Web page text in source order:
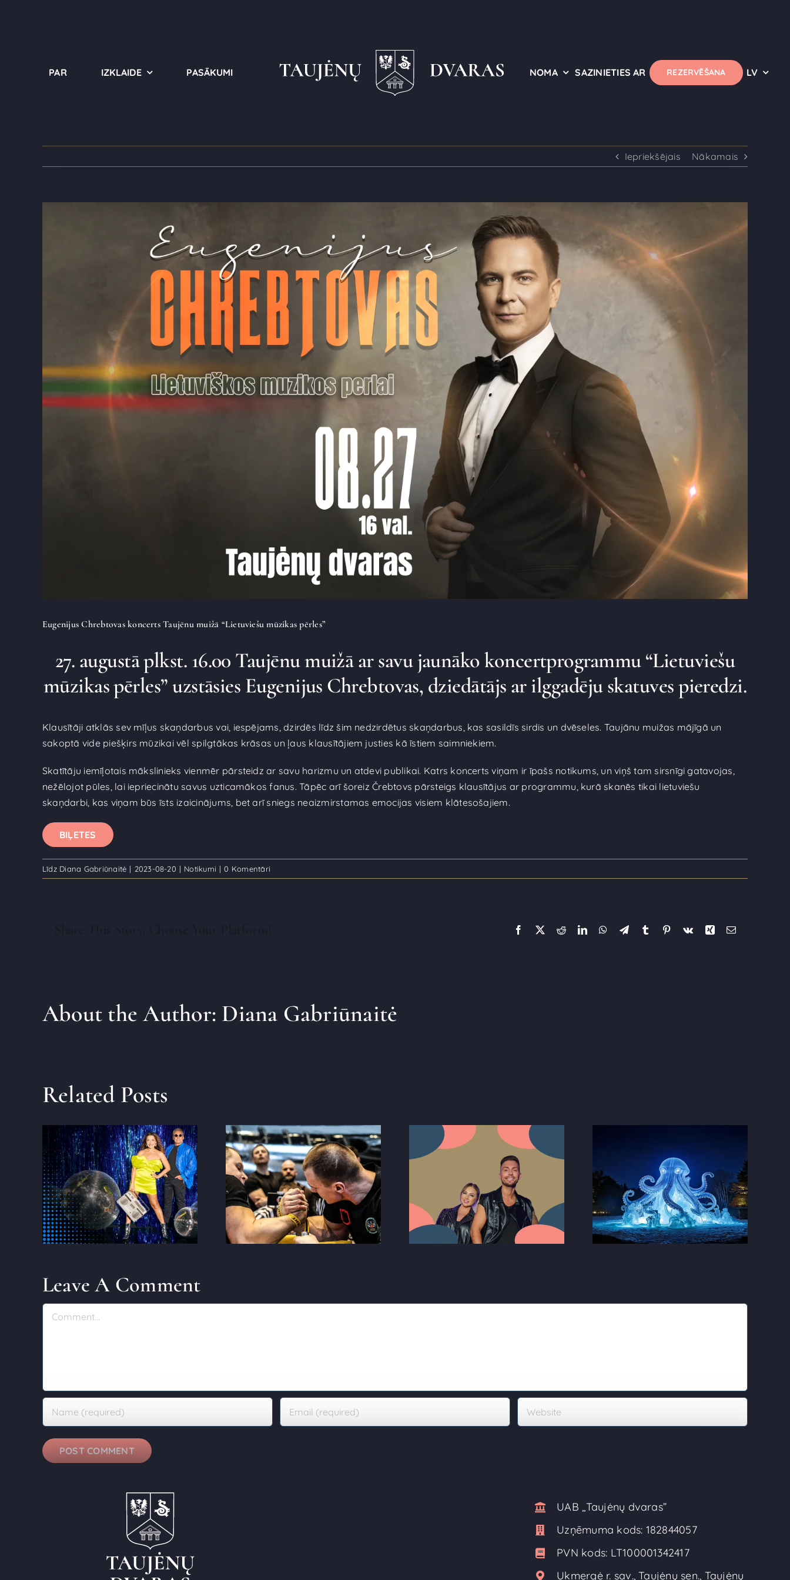
PAR IZKLAIDE PASĀKUMI NOMA SAZINIETIES AR REZERVĒŠANA LV
Iepriekšējais Nākamais
Eugenijus Chrebtovas koncerts Taujēnu muižā “Lietuviešu mūzikas pērles”
27. augustā plkst. 16.00 Taujēnu muižā ar savu jaunāko koncertprogrammu “Lietuviešu
mūzikas pērles” uzstāsies Eugenijus Chrebtovas, dziedātājs ar ilggadēju skatuves pieredzi.
Klausītāji atklās sev mīļus skaņdarbus vai, iespējams, dzirdēs līdz šim nedzirdētus skaņdarbus, kas sasildīs sirdis un dvēseles. Taujānu muižas mājīgā un
sakoptā vide piešķirs mūzikai vēl spilgtākas krāsas un ļaus klausītājiem justies kā īstiem saimniekiem.
Skatītāju iemīļotais mākslinieks vienmēr pārsteidz ar savu harizmu un atdevi publikai. Katrs koncerts viņam ir īpašs notikums, un viņš tam sirsnīgi gatavojas,
nežēlojot pūles, lai iepriecinātu savus uzticamākos fanus. Tāpēc arī šoreiz Črebtovs pārsteigs klausītājus ar programmu, kurā skanēs tikai lietuviešu
skaņdarbi, kas viņam būs īsts izaicinājums, bet arī sniegs neaizmirstamas emocijas visiem klātesošajiem.
BIĻETES
Līdz Diana Gabriūnaitė | 2023-08-20 | Notikumi | 0 Komentāri
Facebook
X RedditLinkedInWhatsApp
TelegramTumblr Pinterest
Vk Xing E-
About the Author: Diana Gabriūnaitė
Related Posts
2025. gada Lietuvas
nacionālais čempionāts
roku locīšanā Taujēnu
muižā
Sandra un Viktors
Ledus skulptūru
festivāls ATLANTIDA
(PIEREDZE)
Brīvdabas mūzikas
vakars
Leave A Comment
Comment
UAB ,,Taujėnų dvaras”
Uzņēmuma kods: 182844057
PVN kods: LT100001342417
Ukmergė r. sav., Taujėnų sen., Taujėnų